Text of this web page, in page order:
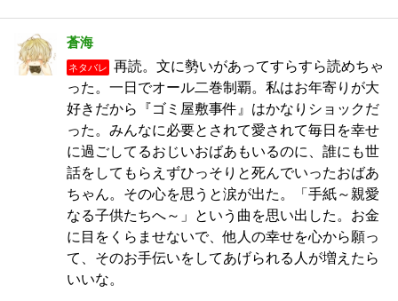
蒼海
ネタバレ
再読。文に勢いがあってすらすら読めちゃ
った。一日でオール二巻制覇。私はお年寄りが大
好きだから『ゴミ屋敷事件』はかなりショックだ
った。みんなに必要とされて愛されて毎日を幸せ
に過ごしてるおじいおばあもいるのに、誰にも世
話をしてもらえずひっそりと死んでいったおばあ
ちゃん。その心を思うと涙が出た。「手紙～親愛
なる子供たちへ～」という曲を思い出した。お金
に目をくらませないで、他人の幸せを心から願っ
て、そのお手伝いをしてあげられる人が増えたら
いいな。